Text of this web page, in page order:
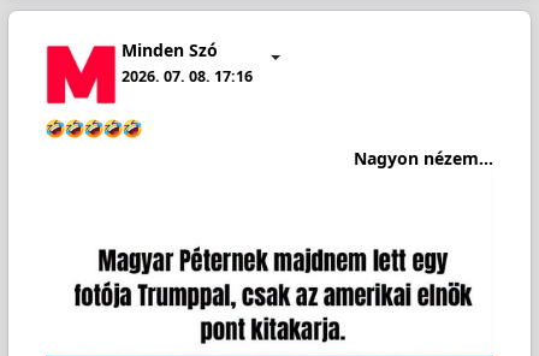
Minden Szó
2026. 07. 08. 17:16
Nagyon nézem...